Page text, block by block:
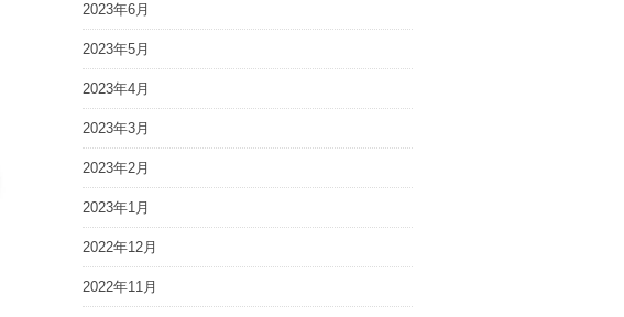
2023年6月
2023年5月
2023年4月
2023年3月
2023年2月
2023年1月
2022年12月
2022年11月